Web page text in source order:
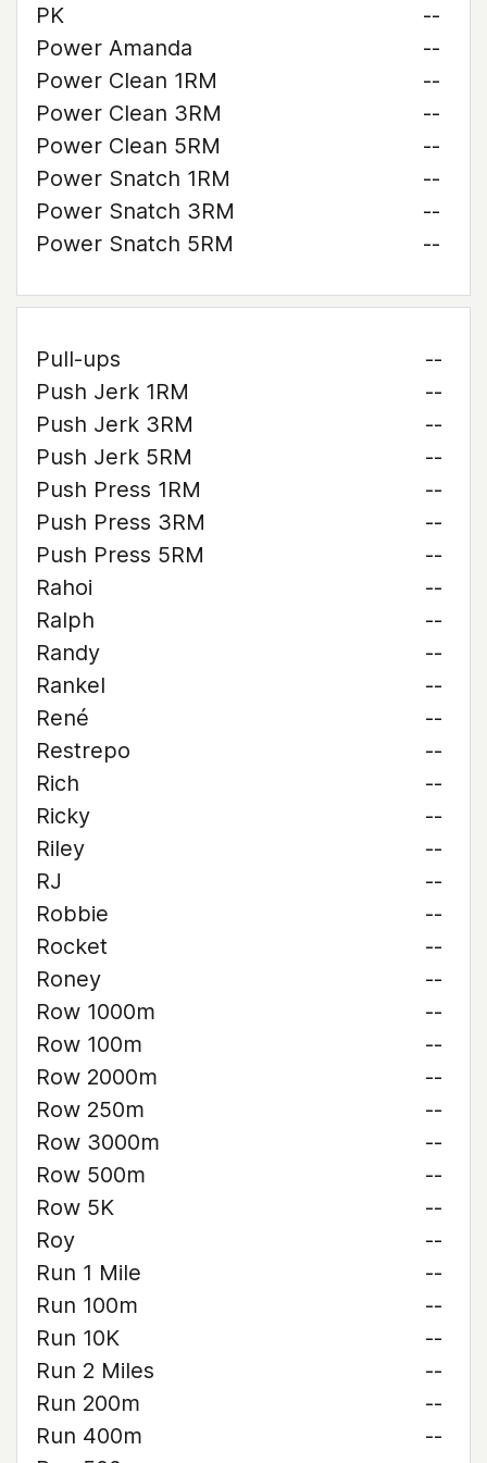
PK
--
Power Amanda
--
Power Clean 1RM
--
Power Clean 3RM
--
Power Clean 5RM
--
Power Snatch 1RM
--
Power Snatch 3RM
--
Power Snatch 5RM
--
Pull-ups
--
Push Jerk 1RM
--
Push Jerk 3RM
--
Push Jerk 5RM
--
Push Press 1RM
--
Push Press 3RM
--
Push Press 5RM
--
Rahoi
--
Ralph
--
Randy
--
Rankel
--
René
--
Restrepo
--
Rich
--
Ricky
--
Riley
--
RJ
--
Robbie
--
Rocket
--
Roney
--
Row 1000m
--
Row 100m
--
Row 2000m
--
Row 250m
--
Row 3000m
--
Row 500m
--
Row 5K
--
Roy
--
Run 1 Mile
--
Run 100m
--
Run 10K
--
Run 2 Miles
--
Run 200m
--
Run 400m
--